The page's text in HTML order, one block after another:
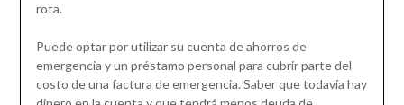
rota.
Puede optar por utilizar su cuenta de ahorros de
emergencia y un préstamo personal para cubrir parte del
costo de una factura de emergencia. Saber que todavía hay